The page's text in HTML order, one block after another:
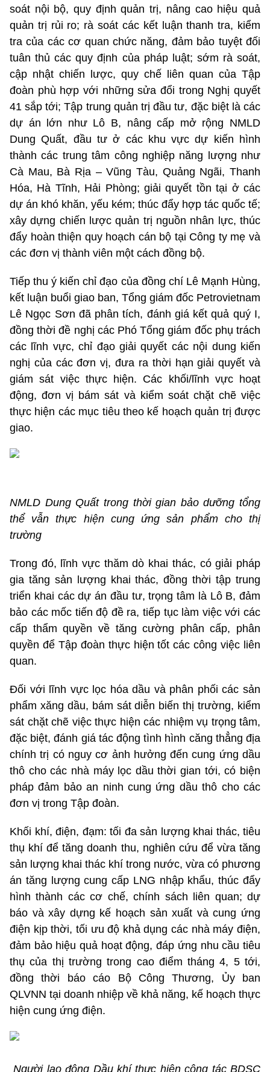
soát nội bộ, quy định quản trị, nâng cao hiệu quả
quản trị rủi ro; rà soát các kết luận thanh tra, kiểm
tra của các cơ quan chức năng, đảm bảo tuyệt đối
tuân thủ các quy định của pháp luật; sớm rà soát,
cập nhật chiến lược, quy chế liên quan của Tập
đoàn phù hợp với những sửa đổi trong Nghị quyết
41 sắp tới; Tập trung quản trị đầu tư, đặc biệt là các
dự án lớn như Lô B, nâng cấp mở rộng NMLD
Dung Quất, đầu tư ở các khu vực dự kiến hình
thành các trung tâm công nghiệp năng lượng như
Cà Mau, Bà Rịa – Vũng Tàu, Quảng Ngãi, Thanh
Hóa, Hà Tĩnh, Hải Phòng; giải quyết tồn tại ở các
dự án khó khăn, yếu kém; thúc đẩy hợp tác quốc tế;
xây dựng chiến lược quản trị nguồn nhân lực, thúc
đẩy hoàn thiện quy hoạch cán bộ tại Công ty mẹ và
các đơn vị thành viên một cách đồng bộ.
Tiếp thu ý kiến chỉ đạo của đồng chí Lê Mạnh Hùng,
kết luận buổi giao ban, Tổng giám đốc Petrovietnam
Lê Ngọc Sơn đã phân tích, đánh giá kết quả quý I,
đồng thời đề nghị các Phó Tổng giám đốc phụ trách
các lĩnh vực, chỉ đạo giải quyết các nội dung kiến
nghị của các đơn vị, đưa ra thời hạn giải quyết và
giám sát việc thực hiện. Các khối/lĩnh vực hoạt
động, đơn vị bám sát và kiểm soát chặt chẽ việc
thực hiện các mục tiêu theo kế hoạch quản trị được
giao.
NMLD Dung Quất trong thời gian bảo dưỡng tổng
thể vẫn thực hiện cung ứng sản phẩm cho thị
trường
Trong đó, lĩnh vực thăm dò khai thác, có giải pháp
gia tăng sản lượng khai thác, đồng thời tập trung
triển khai các dự án đầu tư, trọng tâm là Lô B, đảm
bảo các mốc tiến độ đề ra, tiếp tục làm việc với các
cấp thẩm quyền về tăng cường phân cấp, phân
quyền để Tập đoàn thực hiện tốt các công việc liên
quan.
Đối với lĩnh vực lọc hóa dầu và phân phối các sản
phẩm xăng dầu, bám sát diễn biến thị trường, kiểm
sát chặt chẽ việc thực hiện các nhiệm vụ trọng tâm,
đặc biệt, đánh giá tác động tình hình căng thẳng địa
chính trị có nguy cơ ảnh hưởng đến cung ứng dầu
thô cho các nhà máy lọc dầu thời gian tới, có biện
pháp đảm bảo an ninh cung ứng dầu thô cho các
đơn vị trong Tập đoàn.
Khối khí, điện, đạm: tối đa sản lượng khai thác, tiêu
thụ khí để tăng doanh thu, nghiên cứu để vừa tăng
sản lượng khai thác khí trong nước, vừa có phương
án tăng lượng cung cấp LNG nhập khẩu, thúc đẩy
hình thành các cơ chế, chính sách liên quan; dự
báo và xây dựng kế hoạch sản xuất và cung ứng
điện kịp thời, tối ưu độ khả dụng các nhà máy điện,
đảm bảo hiệu quả hoạt động, đáp ứng nhu cầu tiêu
thụ của thị trường trong cao điểm tháng 4, 5 tới,
đồng thời báo cáo Bộ Công Thương, Ủy ban
QLVNN tại doanh nhiệp về khả năng, kế hoạch thực
hiện cung ứng điện.
Người lao động Dầu khí thực hiện công tác BDSC